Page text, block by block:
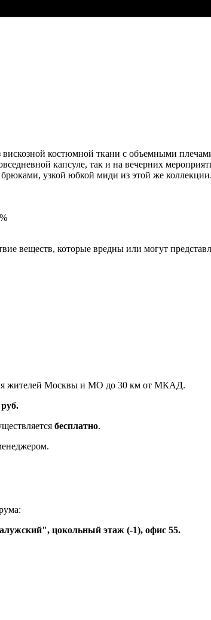
костюмной ткани с объемными
капсуле, так и на вечерних
узкой юбкой миди из этой же коллекции.
веществ, которые вредны или могут
жителей Москвы и МО до 30 км от МКАД.
бесплатно.
цокольный этаж (-1), офис 55.